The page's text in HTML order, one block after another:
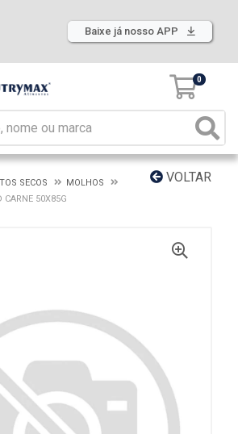
Baixe já nosso APP
0
VOLTAR
SECOS
MOLHOS
CARNE 50X85G